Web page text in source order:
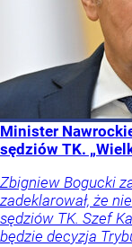
Minister
sędziów TK.
Zbigniew Bogucki
zadeklarował, że
sędziów TK. Szef
będzie decyzja